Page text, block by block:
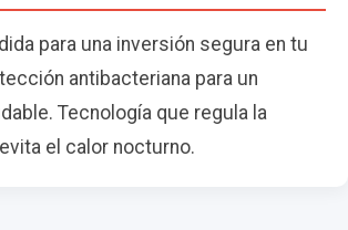
para una inversión segura en tu
antibacteriana para un
Tecnología que regula la
el calor nocturno.